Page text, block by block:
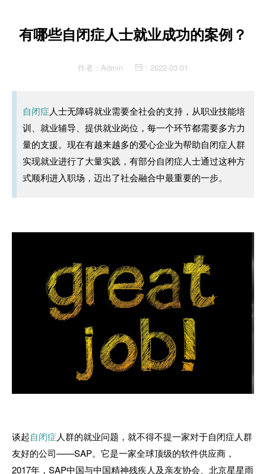
有哪些自闭症人士就业成功的案例？
作者： Admin ： 2022-03-01
自闭症人士无障碍就业需要全社会的支持，从职业技能培
训、就业辅导、提供就业岗位，每一个环节都需要多方力
量的支援。现在有越来越多的爱心企业为帮助自闭症人群
实现就业进行了大量实践，有部分自闭症人士通过这种方
式顺利进入职场，迈出了社会融合中最重要的一步。
谈起自闭症人群的就业问题，就不得不提一家对于自闭症人群
友好的公司——SAP。它是一家全球顶级的软件供应商，
2017年， SAP中国与中国精神残疾人及亲友协会、北京星星雨